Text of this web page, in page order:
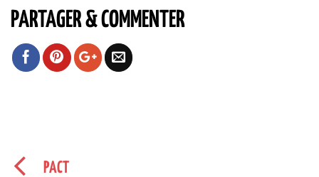
PARTAGER & COMMENTER
PACT